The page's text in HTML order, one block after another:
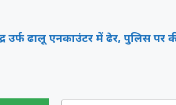
उर्फ ढालू एनकाउंटर में ढेर, पुलिस पर